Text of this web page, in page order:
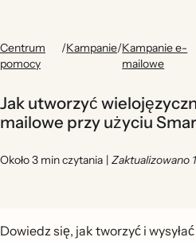
Centrum
pomocy
/Kampanie/Kampanie e-
mailowe
Jak utworzyć
mailowe przy użyciu
Około 3 min czytania | Zaktualizowano
Dowiedz się, jak tworzyć i